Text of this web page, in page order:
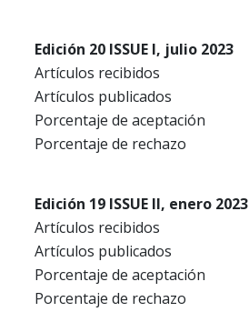
Edición 20 ISSUE I, julio 2023
Artículos recibidos
Artículos publicados
Porcentaje de aceptación
Porcentaje de rechazo
Edición 19 ISSUE II, enero 2023
Artículos recibidos
Artículos publicados
Porcentaje de aceptación
Porcentaje de rechazo